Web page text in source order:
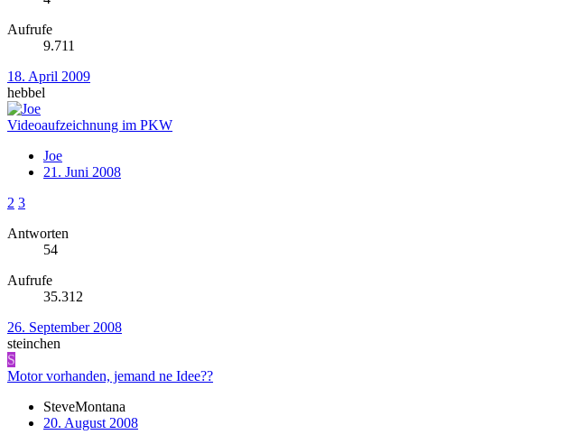
Aufrufe
9.711
18. April 2009
hebbel
Videoaufzeichnung im PKW
Joe
21. Juni 2008
2 3
Antworten
54
Aufrufe
35.312
26. September 2008
steinchen
S
Motor vorhanden, jemand ne Idee??
SteveMontana
20. August 2008